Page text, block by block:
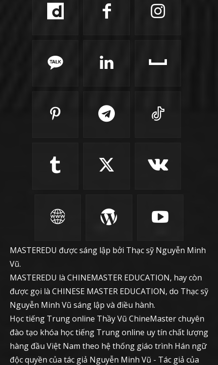
MASTEREDU được sáng lập bởi Thạc sỹ Nguyễn Minh
Vũ.
MASTEREDU là CHINEMASTER EDUCATION, hay còn
được gọi là CHINESE MASTER EDUCATION, do Thạc sỹ
Nguyễn Minh Vũ sáng lập và điều hành.
Học tiếng Trung online Thầy Vũ ChineMaster chuyên
đào tạo khóa học tiếng Trung online uy tín chất lượng
hàng đầu Việt Nam theo hệ thống giáo trình Hán ngữ
độc quyền của tác giả Nguyễn Minh Vũ - Tác giả của